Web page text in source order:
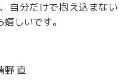
自分だけで抱え込まない
しいです。
野 直